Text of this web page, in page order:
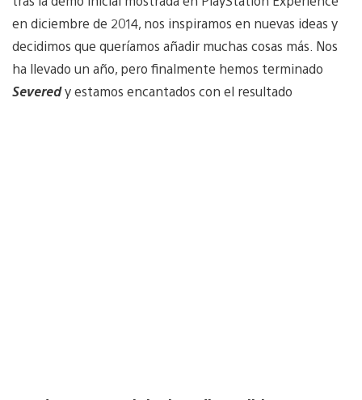
en diciembre de 2014, nos inspiramos en nuevas ideas y
decidimos que queríamos añadir muchas cosas más. Nos
ha llevado un año, pero finalmente hemos terminado
Severedy estamos encantados con el resultado